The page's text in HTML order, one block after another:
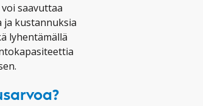
saavuttaa
ja kustannuksia
lyhentämällä